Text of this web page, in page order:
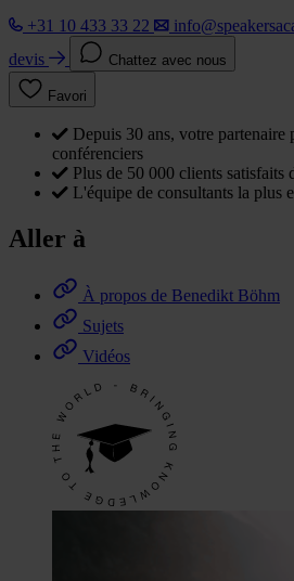
+31 10 433 33 22
devis
Chattez avec nous
Favori
Depuis 30 ans, votre partenaire
conférenciers
Plus de 50 000 clients satisfaits
L'équipe de consultants la plus
Aller à
À propos de Benedikt Böhm
Sujets
Vidéos